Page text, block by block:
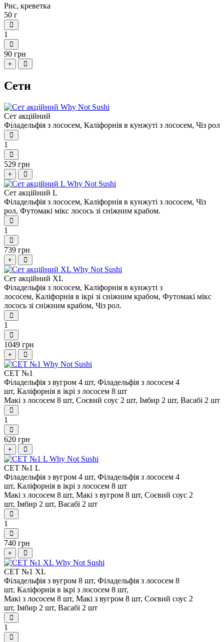
Рис, креветка
50 г
1
90 грн
+
Сети
Сет акційний
Філадельфія з лососем, Каліфорнія в кунжуті з лососем, Чіз рол
1
529 грн
+
Сет акційний L
Філадельфія з лососем, Каліфорнія в кунжуті з лососем, Чіз
рол, Футомакі мікс лосось зі сніжним крабом.
1
739 грн
+
Сет акційний XL
Філадельфія з лососем, Каліфорнія в кунжуті з
лососем, Каліфорнія в ікрі зі сніжним крабом, Футомакі мікс
лосось зі сніжним крабом, Чіз рол.
1
1049 грн
+
СЕТ №1
Філадельфія з вугром 4 шт, Філадельфія з лососем 4
шт, Каліфорнія в ікрі з лососем 8 шт
Макі з лососем 8 шт, Соєвий соус 2 шт, Імбир 2 шт, Васабі 2 шт
1
620 грн
+
СЕТ №1 L
Філадельфія з вугром 4 шт, Філадельфія з лососем 4
шт, Каліфорнія в ікрі з лососем 8 шт
Макі з лососем 8 шт, Макі з вугром 8 шт, Соєвий соус 2
шт, Імбир 2 шт, Васабі 2 шт
1
740 грн
+
СЕТ №1 XL
Філадельфія з вугром 8 шт, Філадельфія з лососем 8
шт, Каліфорнія в ікрі з лососем 8 шт,
Макі з лососем 8 шт, Макі з вугром 8 шт, Соєвий соус 2
шт, Імбир 2 шт, Васабі 2 шт
1